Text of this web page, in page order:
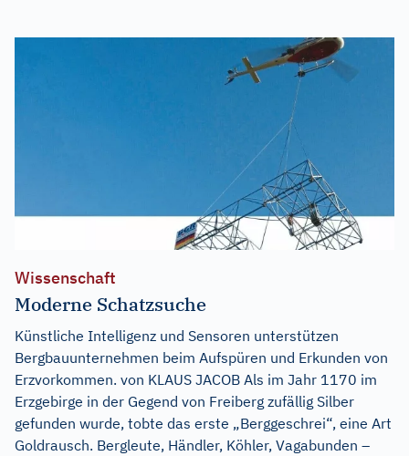
Wissenschaft
Moderne Schatzsuche
Künstliche Intelligenz und Sensoren unterstützen
Bergbauunternehmen beim Aufspüren und Erkunden von
Erzvorkommen. von KLAUS JACOB Als im Jahr 1170 im
Erzgebirge in der Gegend von Freiberg zufällig Silber
gefunden wurde, tobte das erste „Berggeschrei“, eine Art
Goldrausch. Bergleute, Händler, Köhler, Vagabunden –